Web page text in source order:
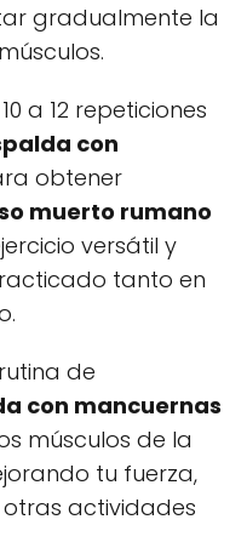
gradualmente la
a 12 repeticiones
con
obtener
muerto rumano
versátil y
tanto en
de
con mancuernas
músculos de la
tu fuerza,
actividades